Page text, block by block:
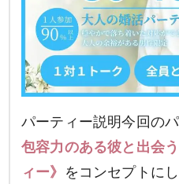
パーティー説明今回の
包容力のある彼と出会
ィー》 をコンセプトに